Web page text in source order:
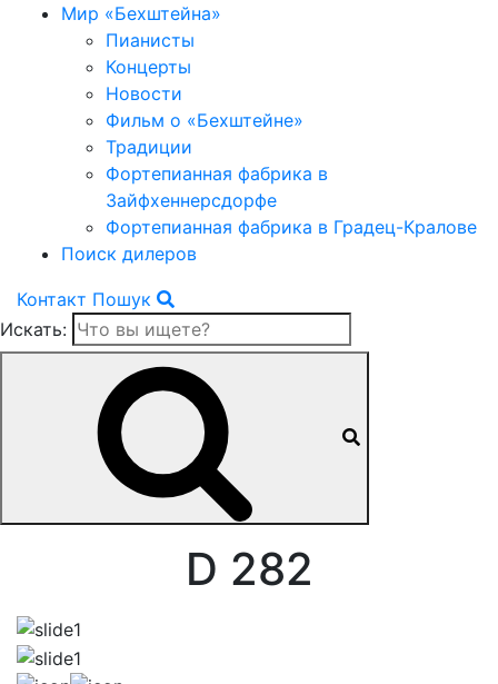
Мир «Бехштейна»
Пианисты
Концерты
Новости
Фильм о «Бехштейне»
Традиции
Фортепианная фабрика в
Зайфхеннерсдорфе
Фортепианная фабрика в Градец-Кралове
Поиск дилеров
Контакт Пошук
Искать:
D 282